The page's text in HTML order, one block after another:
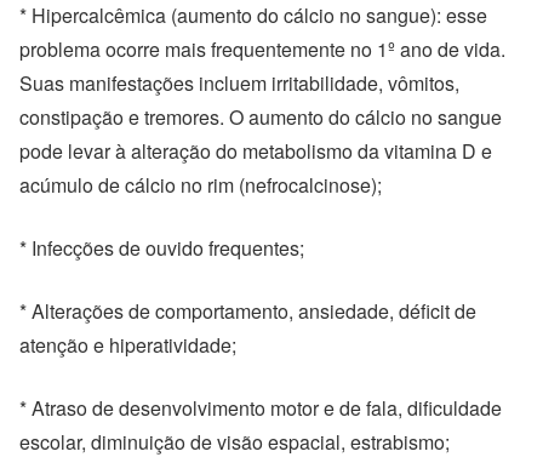
* Hipercalcêmica (aumento do cálcio no sangue): esse
problema ocorre mais frequentemente no 1º ano de vida.
Suas manifestações incluem irritabilidade, vômitos,
constipação e tremores. O aumento do cálcio no sangue
pode levar à alteração do metabolismo da vitamina D e
acúmulo de cálcio no rim (nefrocalcinose);
* Infecções de ouvido frequentes;
* Alterações de comportamento, ansiedade, déficit de
atenção e hiperatividade;
* Atraso de desenvolvimento motor e de fala, dificuldade
escolar, diminuição de visão espacial, estrabismo;